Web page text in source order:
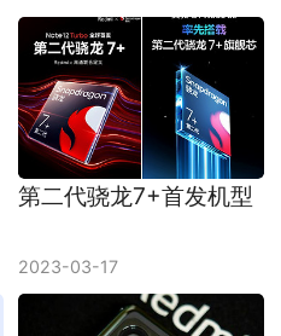
第二代骁龙7+首发机型
2023-03-17